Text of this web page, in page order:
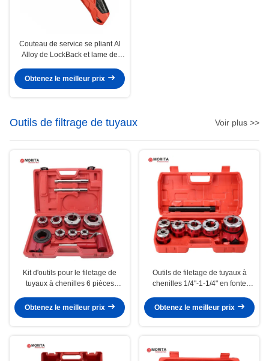
Couteau de service se pliant Al
Alloy de LockBack et lame de
allié de serrure professionnelle
d'ABS et de TPR 100*18mm
Obtenez le meilleur prix
Outils de filtrage de tuyaux Voir plus >>
Kit d'outils pour le filetage de
tuyaux à chenilles 6 pièces
pour le filetage de tuyaux à gaz
ou de tuyaux en fer galvanisé
Obtenez le meilleur prix
Outils de filetage de tuyaux à
chenilles 1/4"-1-1/4" en fonte
à gaz ou de tuyaux en fer
galvanisé
Obtenez le meilleur prix